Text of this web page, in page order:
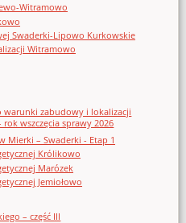
Witramowo
Swaderki-Lipowo Kurkowskie
Witramowo
warunki zabudowy i lokalizacji
wszczęcia sprawy 2026
Mierki – Swaderki - Etap 1
Królikowo
Marózek
Jemiołowo
– część III